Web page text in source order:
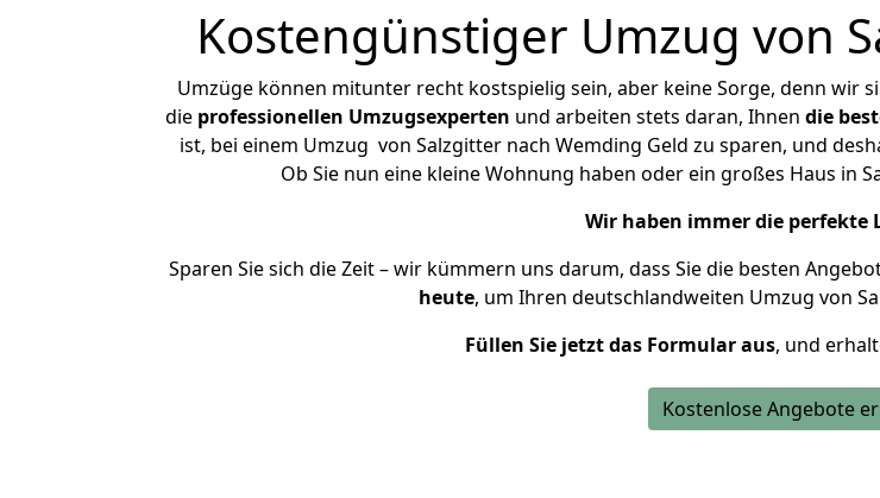
Kostengünstiger Umzug von
Umzüge können mitunter recht kostspielig sein, aber keine Sorge, denn wir
die professionellen Umzugsexperten und arbeiten stets daran, Ihnen die
ist, bei einem Umzug von Salzgitter nach Wemding Geld zu sparen, und
Ob Sie nun eine kleine Wohnung haben oder ein großes Haus in
Wir haben immer die perfekte
Sparen Sie sich die Zeit – wir kümmern uns darum, dass Sie die besten
heute, um Ihren deutschlandweiten Umzug von
Füllen Sie jetzt das Formular aus, und
Kostenlose Angebote